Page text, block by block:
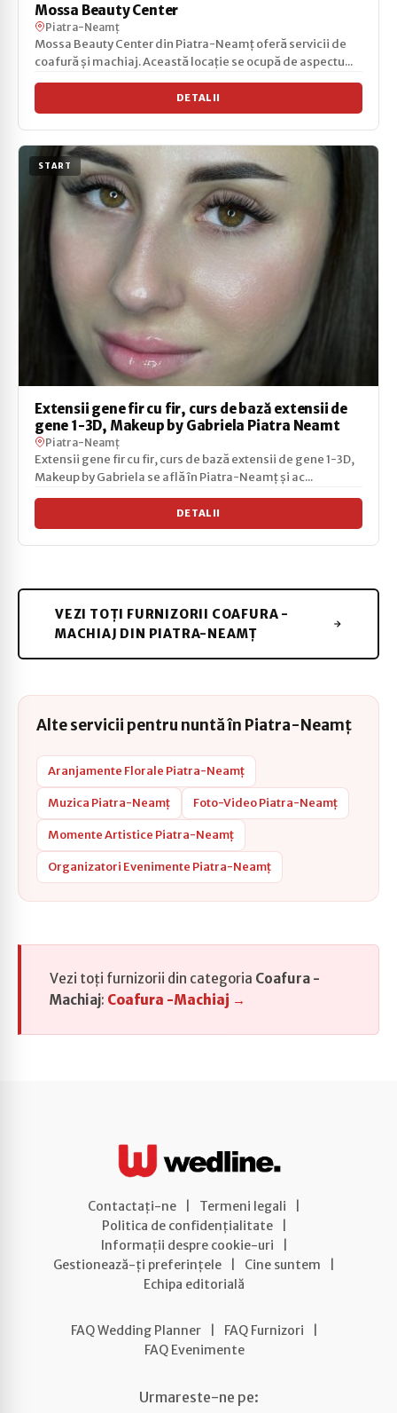
Mossa Beauty Center
Piatra-Neamț
Mossa Beauty Center din Piatra-Neamț oferă servicii de
coafură și machiaj. Această locație se ocupă de aspectu...
DETALII
START
Extensii gene fir cu fir, curs de bază extensii de
gene 1-3D, Makeup by Gabriela Piatra Neamt
Piatra-Neamț
Extensii gene fir cu fir, curs de bază extensii de gene 1-3D,
Makeup by Gabriela se află în Piatra-Neamț și ac...
DETALII
VEZI TOȚI FURNIZORII COAFURA -
MACHIAJ DIN PIATRA-NEAMȚ
Alte servicii pentru nuntă în Piatra-Neamț
Aranjamente Florale Piatra-Neamț
Muzica Piatra-Neamț Foto-Video Piatra-Neamț
Momente Artistice Piatra-Neamț
Organizatori Evenimente Piatra-Neamț
Vezi toți furnizorii din categoria Coafura -
Machiaj: Coafura -Machiaj →
Contactați-ne Termeni legali
Politica de confidențialitate
Informații despre cookie-uri
Gestionează-ți preferințele
Cine suntem
Echipa editorială
FAQ Wedding Planner FAQ Furnizori
FAQ Evenimente
Urmareste-ne pe: